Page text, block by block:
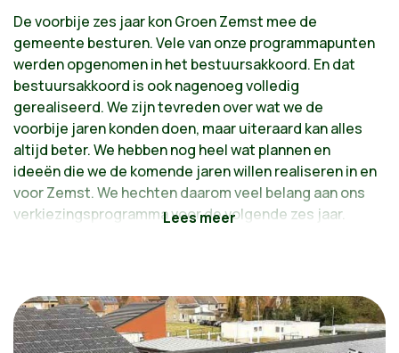
De voorbije zes jaar kon Groen Zemst mee de
gemeente besturen. Vele van onze programmapunten
werden opgenomen in het bestuursakkoord. En dat
bestuursakkoord is ook nagenoeg volledig
gerealiseerd. We zijn tevreden over wat we de
voorbije jaren konden doen, maar uiteraard kan alles
altijd beter. We hebben nog heel wat plannen en
ideeën die we de komende jaren willen realiseren in en
voor Zemst. We hechten daarom veel belang aan ons
verkiezingsprogramma voor de volgende zes jaar.
voorstellen geven we die visie gestalte. Op die manier
weet je wat wij concreet willen doen als je ons jouw
stem geeft.